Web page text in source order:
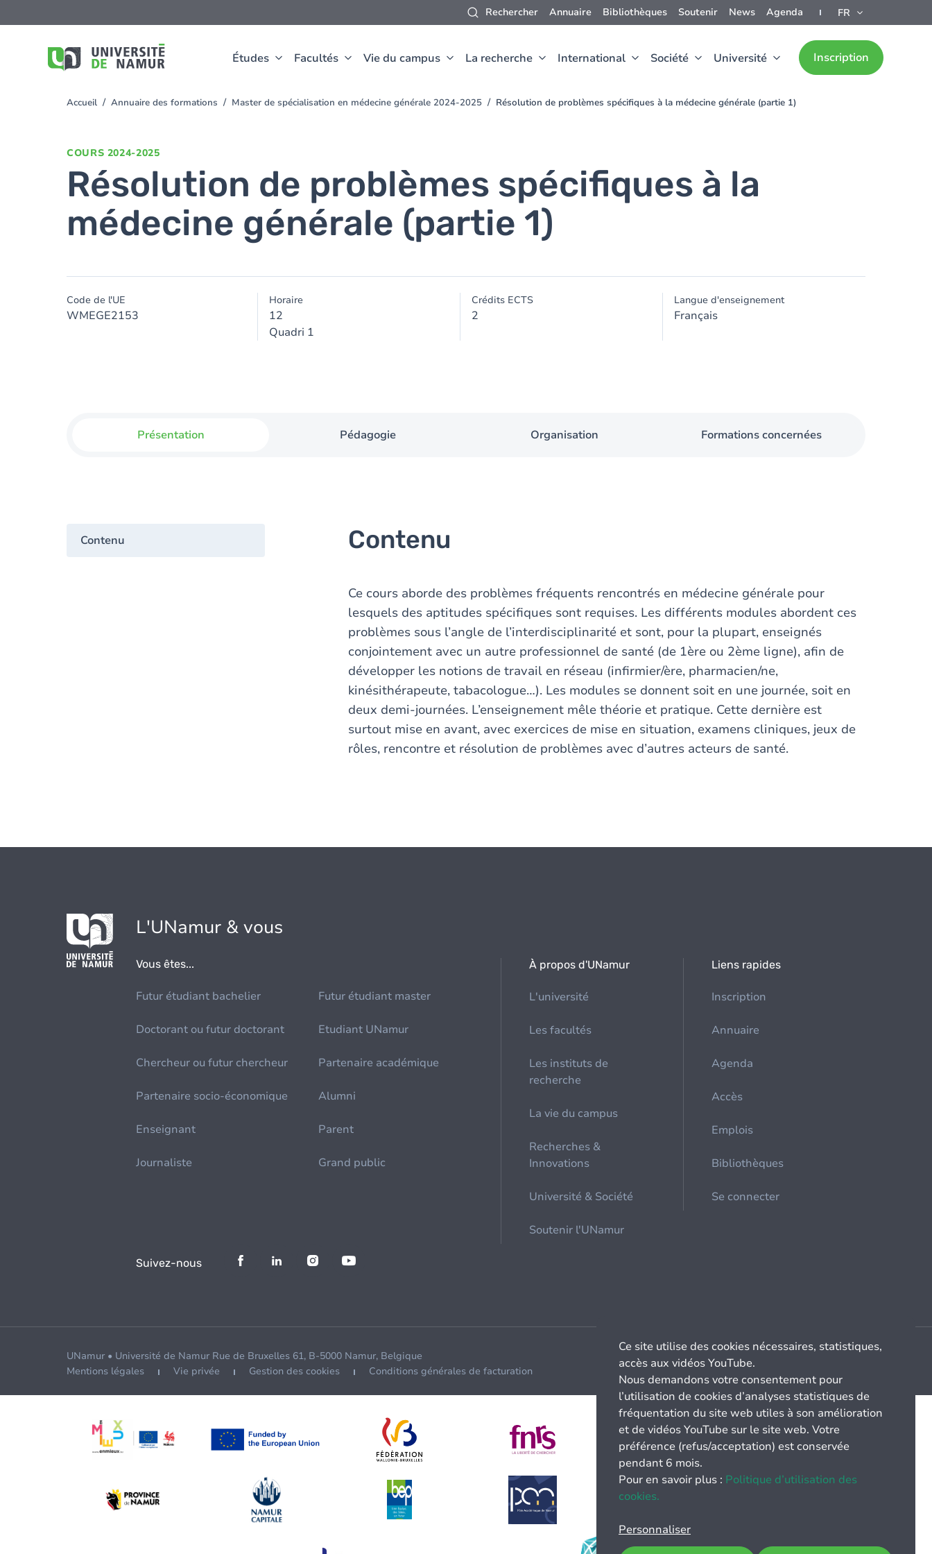
Rechercher Annuaire Bibliothèques Soutenir News Agenda FR
Études Facultés Vie du campus La recherche International Société Université Inscription
au
You
Accueil Annuaire des formations Master de spécialisation en médecine générale 2024-2025 Résolution de problèmes spécifiques à la médecine générale (partie 1)
COURS 2024-2025
Résolution de problèmes spécifiques à la
médecine générale (partie 1)
Code de l'UE
WMEGE2153
Horaire
12
Quadri 1
Crédits ECTS
2
Langue d'enseignement
Français
Présentation Pédagogie Organisation Formations concernées
Contenu Contenu
Ce cours aborde des problèmes fréquents rencontrés en médecine générale pour
lesquels des aptitudes spécifiques sont requises. Les différents modules abordent ces
problèmes sous l’angle de l’interdisciplinarité et sont, pour la plupart, enseignés
conjointement avec un autre professionnel de santé (de 1ère ou 2ème ligne), afin de
développer les notions de travail en réseau (infirmier/ère, pharmacien/ne,
kinésithérapeute, tabacologue…). Les modules se donnent soit en une journée, soit en
deux demi-journées. L’enseignement mêle théorie et pratique. Cette dernière est
surtout mise en avant, avec exercices de mise en situation, examens cliniques, jeux de
rôles, rencontre et résolution de problèmes avec d’autres acteurs de santé.
L'UNamur & vous
Vous êtes...
Futur étudiant bachelier Futur étudiant master
Doctorant ou futur doctorant Etudiant UNamur
Chercheur ou futur chercheur Partenaire académique
Partenaire socio-économique Alumni
Enseignant Parent
Journaliste Grand public
À propos d'UNamur
L'université
Les facultés
Les instituts de
recherche
La vie du campus
Recherches &
Innovations
Université & Société
Soutenir l'UNamur
Liens rapides
Inscription
Annuaire
Agenda
Accès
Emplois
Bibliothèques
Se connecter
Suivez-nous
UNamur • Université de Namur Rue de Bruxelles 61, B-5000 Namur, Belgique
Mentions légales
Vie privée Gestion des cookies Conditions générales de facturation
Ce site utilise des cookies nécessaires, statistiques,
accès aux vidéos YouTube.
Nous demandons votre consentement pour
l’utilisation de cookies d’analyses statistiques de
fréquentation du site web utiles à son amélioration
et de vidéos YouTube sur le site web. Votre
préférence (refus/acceptation) est conservée
pendant 6 mois.
Pour en savoir plus : Politique d’utilisation des
cookies.
Personnaliser